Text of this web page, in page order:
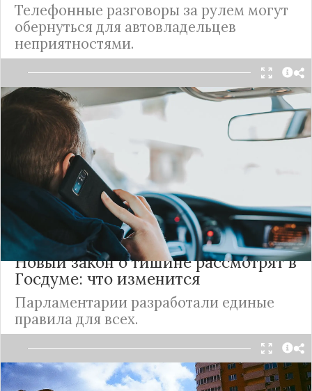
Телефонные разговоры за рулем могут
обернуться для автовладельцев
неприятностями.
Большая часть автомобилистов, проживающих в
Москве
, во время опроса признались, что иногда
разговаривают по телефону, когда находятся за
рулём транспортного средства. Об этом
сообщили представители пресс-службы
столичного департамента транспорта.
Подробнее
Новый закон о тишине рассмотрят в
Госдуме: что изменится
Парламентарии разработали единые
правила для всех.
В правительства разработали единый закон о
тишине, который будет действовать на